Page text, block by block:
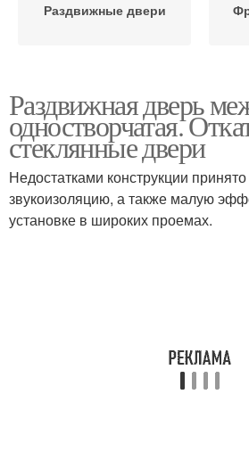
Раздвижные двери
Дверь в стену
Межкомнатная дверь
Раздвижная дверь
одностворчатая.
стеклянные двери
Недостатками конструкции
звукоизоляцию, а также малую
установке в широких проемах.